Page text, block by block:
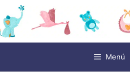
Saltar
al
contenido
Menú